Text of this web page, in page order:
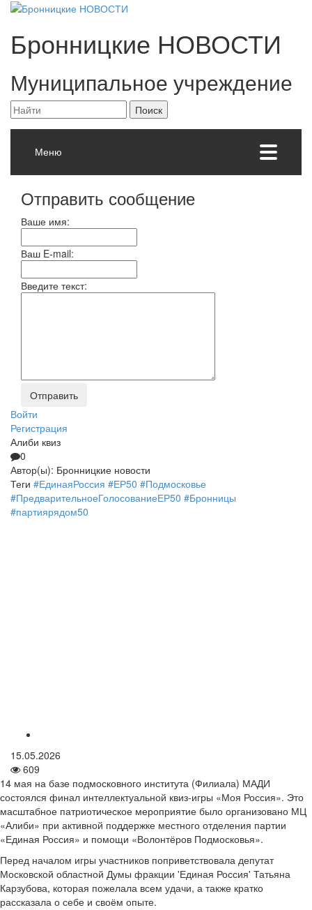
Бронницкие НОВОСТИ
Муниципальное учреждение
Меню
Отправить сообщение
Ваше имя:
Ваш E-mail:
Введите текст:
Войти
Регистрация
Алиби квиз
0
Автор(ы): Бронницкие новости
Теги #ЕдинаяРоссия #ЕР50 #Подмосковье
#ПредварительноеГолосованиеЕР50 #Бронницы
#партиярядом50
15.05.2026
609
14 мая на базе подмосковного института (Филиала) МАДИ
состоялся финал интеллектуальной квиз-игры «Моя Россия». Это
масштабное патриотическое мероприятие было организовано МЦ
«Алиби» при активной поддержке местного отделения партии
«Единая Россия» и помощи «Волонтёров Подмосковья».
Перед началом игры участников поприветствовала депутат
Московской областной Думы фракции 'Единая Россия' Татьяна
Карзубова, которая пожелала всем удачи, а также кратко
рассказала о себе и своём опыте.